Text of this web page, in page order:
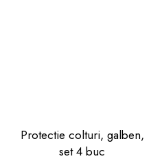
Protectie colturi, galben,
set 4 buc